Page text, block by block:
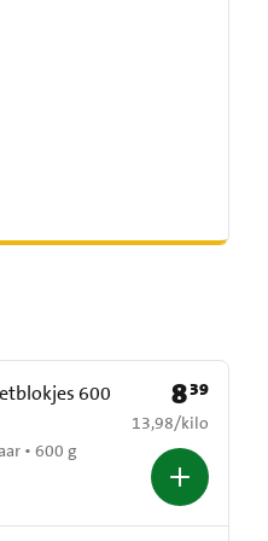
600
• 600 g
Prijs: € 8,39
839
€ 13,98 per kilo
13,98/kilo